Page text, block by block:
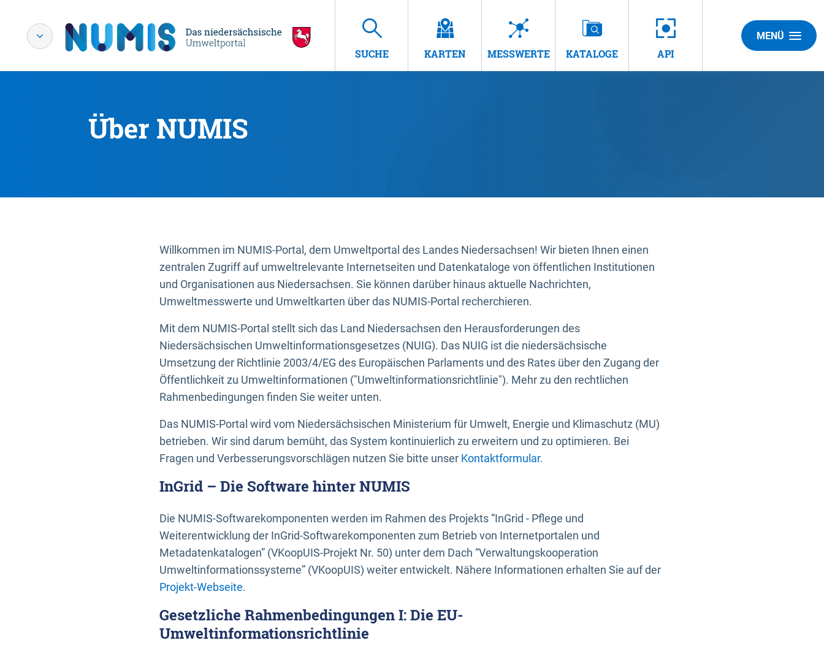
SUCHE KARTEN MESSWERTE KATALOGE API
MENÜ
Über NUMIS
Willkommen im NUMIS-Portal, dem Umweltportal des Landes Niedersachsen! Wir bieten Ihnen einen
zentralen Zugriff auf umweltrelevante Internetseiten und Datenkataloge von öffentlichen Institutionen
und Organisationen aus Niedersachsen. Sie können darüber hinaus aktuelle Nachrichten,
Umweltmesswerte und Umweltkarten über das NUMIS-Portal recherchieren.
Mit dem NUMIS-Portal stellt sich das Land Niedersachsen den Herausforderungen des
Niedersächsischen Umweltinformationsgesetzes (NUIG). Das NUIG ist die niedersächsische
Umsetzung der Richtlinie 2003/4/EG des Europäischen Parlaments und des Rates über den Zugang der
Öffentlichkeit zu Umweltinformationen ("Umweltinformationsrichtlinie"). Mehr zu den rechtlichen
Rahmenbedingungen finden Sie weiter unten.
Das NUMIS-Portal wird vom Niedersächsischen Ministerium für Umwelt, Energie und Klimaschutz (MU)
betrieben. Wir sind darum bemüht, das System kontinuierlich zu erweitern und zu optimieren. Bei
Fragen und Verbesserungsvorschlägen nutzen Sie bitte unser Kontaktformular.
InGrid – Die Software hinter NUMIS
Die NUMIS-Softwarekomponenten werden im Rahmen des Projekts “InGrid - Pflege und
Weiterentwicklung der InGrid-Softwarekomponenten zum Betrieb von Internetportalen und
Metadatenkatalogen” (VKoopUIS-Projekt Nr. 50) unter dem Dach “Verwaltungskooperation
Umweltinformationssysteme” (VKoopUIS) weiter entwickelt. Nähere Informationen erhalten Sie auf der
Projekt-Webseite.
Gesetzliche Rahmenbedingungen I: Die EU-
Umweltinformationsrichtlinie